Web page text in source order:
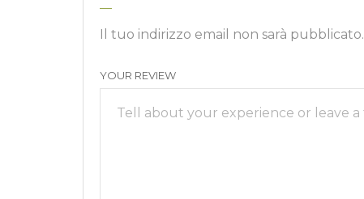
Il tuo indirizzo email non sarà pubblicato.
YOUR REVIEW